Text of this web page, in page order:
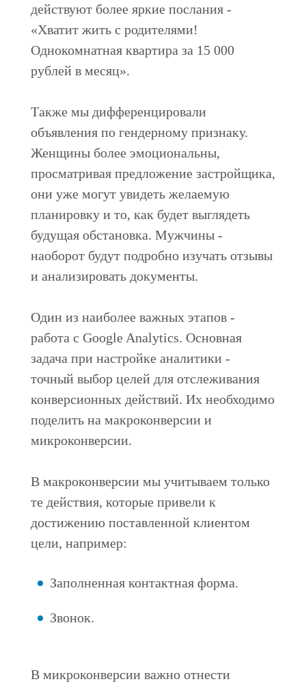
действуют более яркие послания -
«Хватит жить с родителями!
Однокомнатная квартира за 15 000
рублей в месяц».
Также мы дифференцировали
объявления по гендерному признаку.
Женщины более эмоциональны,
просматривая предложение застройщика,
они уже могут увидеть желаемую
планировку и то, как будет выглядеть
будущая обстановка. Мужчины -
наоборот будут подробно изучать отзывы
и анализировать документы.
Один из наиболее важных этапов -
работа с Google Analytics. Основная
задача при настройке аналитики -
точный выбор целей для отслеживания
конверсионных действий. Их необходимо
поделить на макроконверсии и
микроконверсии.
В макроконверсии мы учитываем только
те действия, которые привели к
достижению поставленной клиентом
цели, например:
Заполненная контактная форма.
Звонок.
В микроконверсии важно отнести